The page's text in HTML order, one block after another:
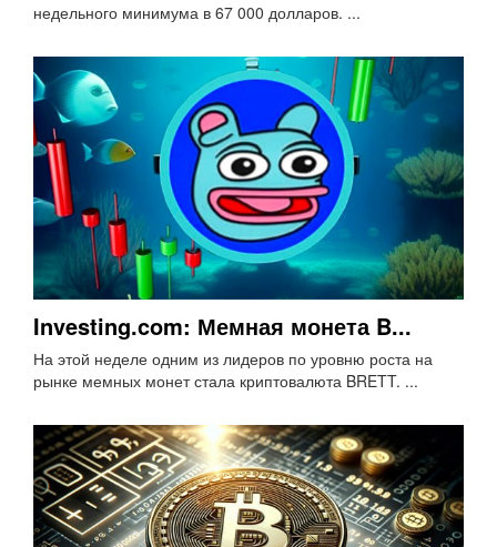
недельного минимума в 67 000 долларов. ...
Investing.com: Мемная монета B...
На этой неделе одним из лидеров по уровню роста на
рынке мемных монет стала криптовалюта BRETT. ...